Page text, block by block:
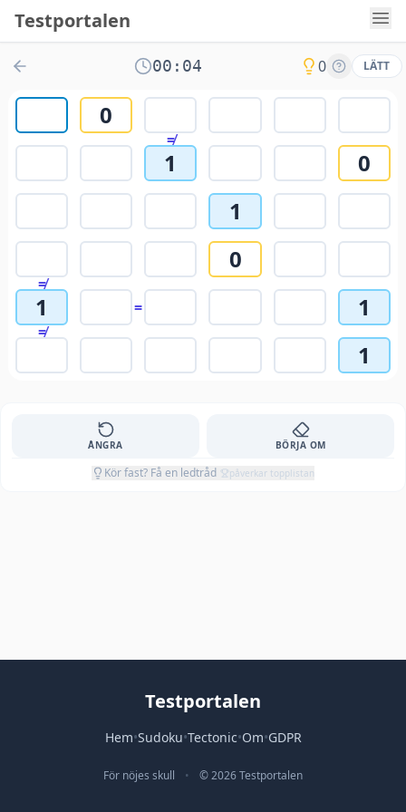
Testportalen
00:04 0 LÄTT
0
≠
1
0
1
0
≠
1 = 1
≠
1
ÅNGRA BÖRJA OM
Kör fast? Få en ledtråd påverkar topplistan
Testportalen
Hem•Sudoku•Tectonic•Om•GDPR
För nöjes skull • © 2026 Testportalen